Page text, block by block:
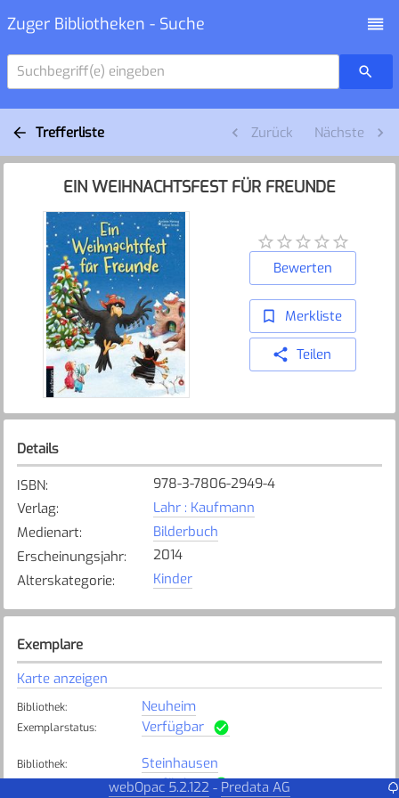
Zuger Bibliotheken - Suche
Suchbegriff(e) eingeben
Trefferliste Zurück Nächste
EIN WEIHNACHTSFEST FÜR FREUNDE
Bewerten
Merkliste
Teilen
Details
ISBN:
978-3-7806-2949-4
Verlag:
Lahr : Kaufmann
Medienart:
Bilderbuch
Erscheinungsjahr:
2014
Alterskategorie: Kinder
Exemplare
Karte anzeigen
Bibliothek: Neuheim
Exemplarstatus: Verfügbar
Bibliothek: Steinhausen
Verfügbar
webOpac 5.2.122 - Predata AG